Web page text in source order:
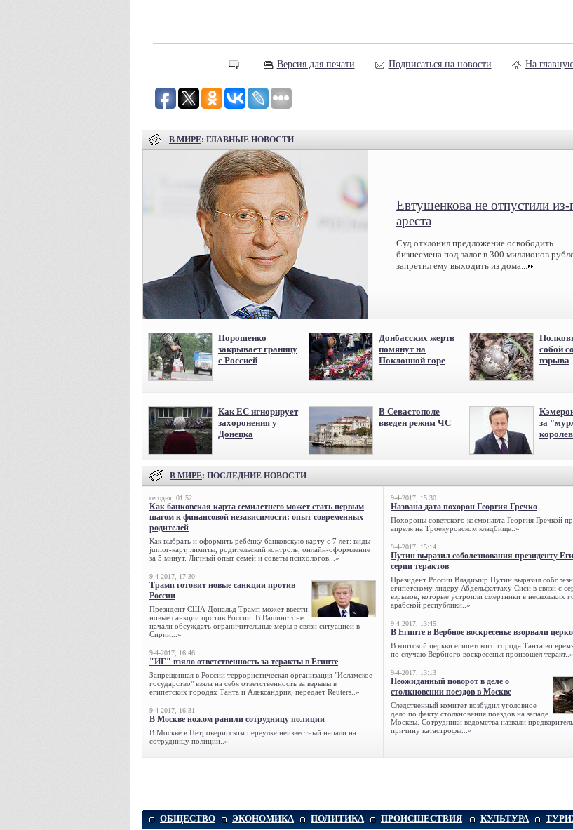
Версия для печати Подписаться на новости На
В МИРЕ: ГЛАВНЫЕ НОВОСТИ
Евтушенкова не отпустили из-
ареста
Суд отклонил предложение освободить
бизнесмена под залог в 300 миллионов
запретил ему выходить из дома...
Порошенко
закрывает границу
с Россией
Донбасских жертв
помянут на
Поклонной горе
собой
взрыва
Как ЕС игнорирует
захоронения у
Донецка
В Севастополе
введен режим ЧС
за
В МИРЕ: ПОСЛЕДНИЕ НОВОСТИ
сегодня, 01:52
Как банковская карта семилетнего может стать первым
шагом к финансовой независимости: опыт современных
родителей
Как выбрать и оформить ребёнку банковскую карту с 7 лет: виды
junior-карт, лимиты, родительский контроль, онлайн-оформление
за 5 минут. Личный опыт семей и советы психологов...»
9-4-2017, 17:30
Трамп готовит новые санкции против
России
Президент США Дональд Трамп может ввести
новые санкции против России. В Вашингтоне
начали обсуждать ограничительные меры в связи ситуацией в
Сирии...»
9-4-2017, 16:46
"ИГ" взяло ответственность за теракты в Египте
Запрещенная в России террористическая организация "Исламское
государство" взяла на себя ответственность за взрывы в
египетских городах Танта и Александрия, передает Reuters..»
9-4-2017, 16:31
В Москве ножом ранили сотрудницу полиции
В Москве в Петроверигском переулке неизвестный напали на
сотрудницу полиции..»
9-4-2017, 15:30
Названа дата похорон Георгия Гречко
Похороны советского космонавта Георгия Гречкой
апреля на Троекуровском кладбище..»
9-4-2017, 15:14
Путин выразил соболезнования президенту
серии терактов
Президент России Владимир Путин выразил
египетскому лидеру Абдельфаттаху Сиси в связи с
взрывов, которые устроили смертники в нескольких
арабской республики..»
9-4-2017, 13:45
В Египте в Вербное воскресенье взорвали
В коптской церкви египетского города Танта во
по случаю Вербного воскресенья произошел теракт..»
9-4-2017, 13:13
Неожиданный поворот в деле о
столкновении поездов в Москве
Следственный комитет возбудил уголовное
дело по факту столкновения поездов на западе
Москвы. Сотрудники ведомства назвали
причину катастрофы...»
ОБЩЕСТВО ЭКОНОМИКА ПОЛИТИКА ПРОИСШЕСТВИЯ КУЛЬТУРА